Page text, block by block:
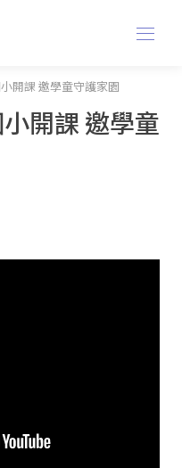
開課 邀學童守護家園
開課 邀學童